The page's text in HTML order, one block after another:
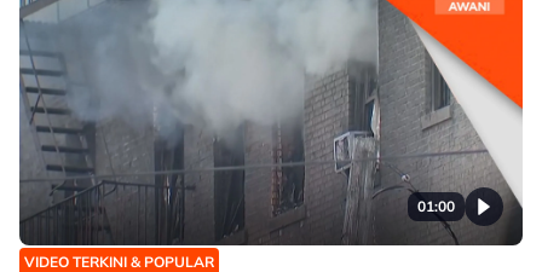
01:00
VIDEO TERKINI & POPULAR